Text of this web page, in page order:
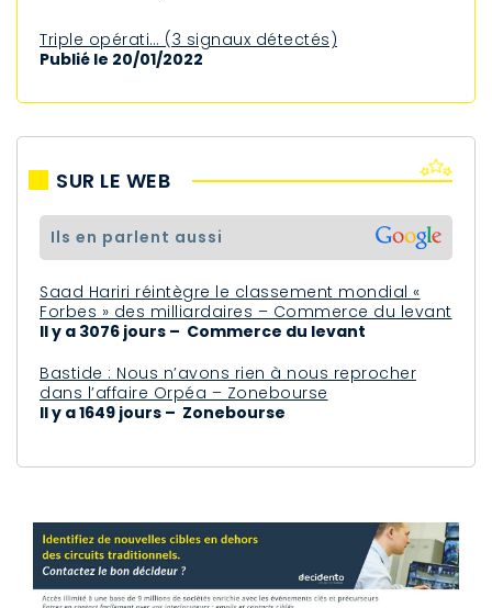
Triple opérati… (3 signaux détectés)
Publié le 20/01/2022
SUR LE WEB
ils en parlent aussi
Saad Hariri réintègre le classement mondial «
Forbes » des milliardaires – Commerce du levant
Il y a 3076 jours – Commerce du levant
Bastide : Nous n’avons rien à nous reprocher
dans l’affaire Orpéa – Zonebourse
Il y a 1649 jours – Zonebourse